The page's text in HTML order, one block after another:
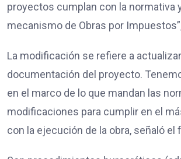
proyectos cumplan con la normativa
mecanismo de Obras por
La modificación se refiere a
documentación del proyecto.
en el marco de lo que mandan las
modificaciones para cumplir en el
con la ejecución de la obra, señaló el